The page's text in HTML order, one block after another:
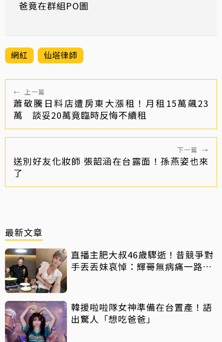
爸竟在群組PO圖
網紅 仙塔律師
← 上一篇
蕭敬騰日料店遭房東大漲租！月租15萬飆23
萬 談妥20萬竟臨時反悔不續租
下一篇 →
送別好友化妝師 張韶涵在台露面！孫燕姿也來
了
最新文章
直播主肥大叔46歲驟逝！昔競爭對
手丟丟妹哀悼：輝哥無病痛一路好
韓援啦啦隊女神準備在台置產！語
出驚人「想吃爸爸」